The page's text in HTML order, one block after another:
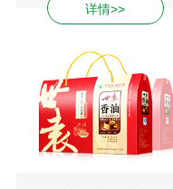
详情>>